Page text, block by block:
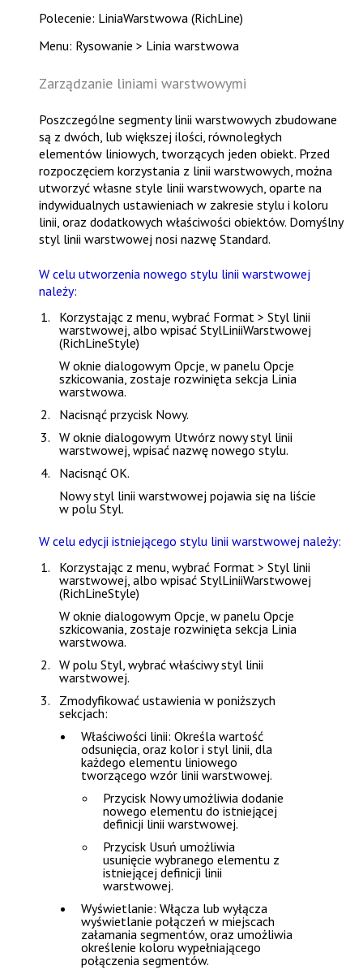
Polecenie: LiniaWarstwowa (RichLine)
Menu: Rysowanie > Linia warstwowa
Zarządzanie liniami warstwowymi
Poszczególne segmenty linii warstwowych zbudowane
są z dwóch, lub większej ilości, równoległych
elementów liniowych, tworzących jeden obiekt. Przed
rozpoczęciem korzystania z linii warstwowych, można
utworzyć własne style linii warstwowych, oparte na
indywidualnych ustawieniach w zakresie stylu i koloru
linii, oraz dodatkowych właściwości obiektów. Domyślny
styl linii warstwowej nosi nazwęStandard.
W celu utworzenia nowego stylu linii warstwowej
należy:
Korzystając z menu, wybrać Format > Styl linii
warstwowej, albo wpisaćStylLiniiWarstwowej
(RichLineStyle)
W oknie dialogowymOpcje, w paneluOpcje
szkicowania, zostaje rozwinięta sekcja Linia
warstwowa.
Nacisnąć przycisk Nowy.
W oknie dialogowym Utwórz nowy styl linii
warstwowej, wpisać nazwę nowego stylu.
NacisnąćOK.
Nowy styl linii warstwowej pojawia się na liście
w poluStyl.
W celu edycji istniejącego stylu linii warstwowej należy:
Korzystając z menu, wybrać Format > Styl linii
warstwowej, albo wpisaćStylLiniiWarstwowej
(RichLineStyle)
W oknie dialogowymOpcje, w paneluOpcje
szkicowania, zostaje rozwinięta sekcja Linia
warstwowa.
W poluStyl, wybrać właściwy styl linii
warstwowej.
Zmodyfikować ustawienia w poniższych
sekcjach:
Właściwości linii: Określa wartość
odsunięcia, oraz kolor i styl linii, dla
każdego elementu liniowego
tworzącego wzór linii warstwowej.
Przycisk Nowyumożliwia dodanie
nowego elementu do istniejącej
definicji linii warstwowej.
Przycisk Usuń umożliwia
usunięcie wybranego elementu z
istniejącej definicji linii
warstwowej.
Wyświetlanie: Włącza lub wyłącza
wyświetlanie połączeń w miejscach
załamania segmentów, oraz umożliwia
określenie koloru wypełniającego
połączenia segmentów.